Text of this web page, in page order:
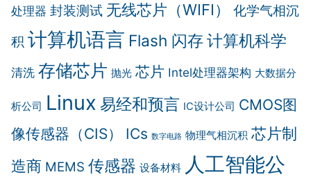
处理器 封装测试 无线芯片（WIFI）
化学气相沉
积 计算机语言 Flash 闪存 计算机科学
清洗 存储芯片 抛光 芯片 Intel处理器架构 大数据分
析公司 Linux 易经和预言 IC设计公司 CMOS图
像传感器（CIS）
ICs 数字电路 物理气相沉积 芯片制
造商 MEMS 传感器 设备材料 人工智能公